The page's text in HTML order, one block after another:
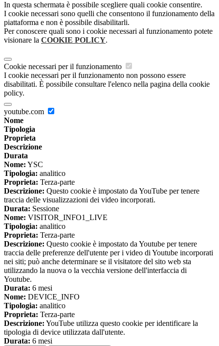
In questa schermata è possibile scegliere quali cookie consentire.
I cookie necessari sono quelli che consentono il funzionamento della
piattaforma e non è possibile disabilitarli.
Per conoscere quali sono i cookie necessari al funzionamento potete
visionare la COOKIE POLICY.
Cookie necessari per il funzionamento
I cookie necessari per il funzionamento non possono essere
disabilitati. È possibile consultare l'elenco nella pagina della cookie
policy.
youtube.com
Nome
Tipologia
Proprieta
Descrizione
Durata
Nome: YSC
Tipologia: analitico
Proprieta: Terza-parte
Descrizione: Questo cookie è impostato da YouTube per tenere
traccia delle visualizzazioni dei video incorporati.
Durata: Sessione
Nome: VISITOR_INFO1_LIVE
Tipologia: analitico
Proprieta: Terza-parte
Descrizione: Questo cookie è impostato da Youtube per tenere
traccia delle preferenze dell'utente per i video di Youtube incorporati
nei siti; può anche determinare se il visitatore del sito web sta
utilizzando la nuova o la vecchia versione dell'interfaccia di
Youtube.
Durata: 6 mesi
Nome: DEVICE_INFO
Tipologia: analitico
Proprieta: Terza-parte
Descrizione: YouTube utilizza questo cookie per identificare la
tipologia di device utilizzata dall'utente.
Durata: 6 mesi